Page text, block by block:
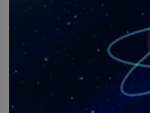
by plane.
He prefers
basketball.